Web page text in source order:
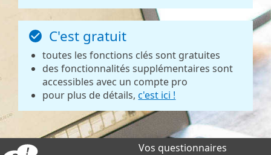
C'est gratuit
toutes les fonctions clés sont gratuites
des fonctionnalités supplémentaires sont
accessibles avec un compte pro
pour plus de détails, c'est ici !
Vos questionnaires